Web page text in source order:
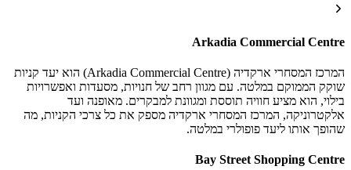
Arkadia Commercial Centre
המרכז המסחרי ארקדיה (Arkadia Commercial Centre) הוא יעד קניות
שוקק הממוקם במלטה. עם מגוון רחב של חנויות, מסעדות ואפשרויות
בילוי, הוא מציע חוויה תוססת ומגוונת למבקרים. מאופנה ועד
אלקטרוניקה, המרכז המסחרי ארקדיה מספק את כל צרכי הקניות, מה
שהופך אותו ליעד פופולרי במלטה.
Bay Street Shopping Centre